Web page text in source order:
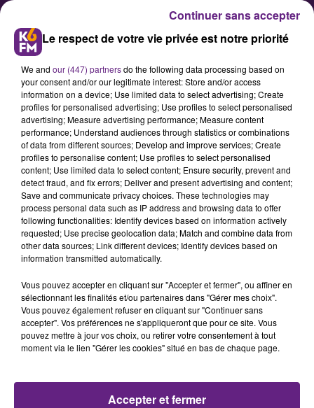
Waly Diouf, nouveau défenseur
du DFCO
À la recherche d'un défenseur axial
droit, le Dijon Football Côte-d'Or
(DFCO) est heureux d'annoncer
l'arrivée de Waly Diouf pour une
Publié : 30 juillet 2025 à 12h00 par
Léon Charpenay-Redacteur Web
Le respect de votre vie privée est notre priorité
We and our (447) partnersdo the following data processing based on
your consent and/or our legitimate interest: Store and/or access
information on a device; Use limited data to select advertising; Create
profiles for personalised advertising; Use profiles to select personalised
advertising; Measure advertising performance; Measure content
performance; Understand audiences through statistics or combinations
of data from different sources; Develop and improve services; Create
profiles to personalise content; Use profiles to select personalised
content; Use limited data to select content; Ensure security, prevent and
detect fraud, and fix errors; Deliver and present advertising and content;
Save and communicate privacy choices. These technologies may
process personal data such as IP address and browsing data to offer
following functionalities: Identify devices based on information actively
requested; Use precise geolocation data; Match and combine data from
other data sources; Link different devices; Identify devices based on
information transmitted automatically.
Vous pouvez accepter en cliquant sur "Accepter et fermer", ou affiner en
sélectionnant les finalités et/ou partenaires dans "Gérer mes choix".
Vous pouvez également refuser en cliquant sur "Continuer sans
accepter". Vos préférences ne s'appliqueront que pour ce site. Vous
pouvez mettre à jour vos choix, ou retirer votre consentement à tout
moment via le lien "Gérer les cookies" situé en bas de chaque page.
Accepter et fermer
Continuer sans accepter